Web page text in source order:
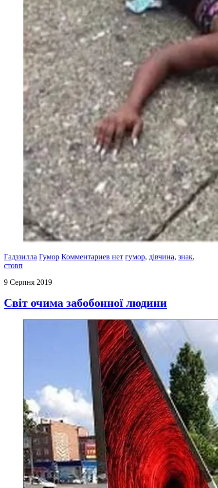
Гадззилла Гумор Комментариев нет гумор, дівчина, знак,
стовп
9 Серпня 2019
Світ очима забобонної людини